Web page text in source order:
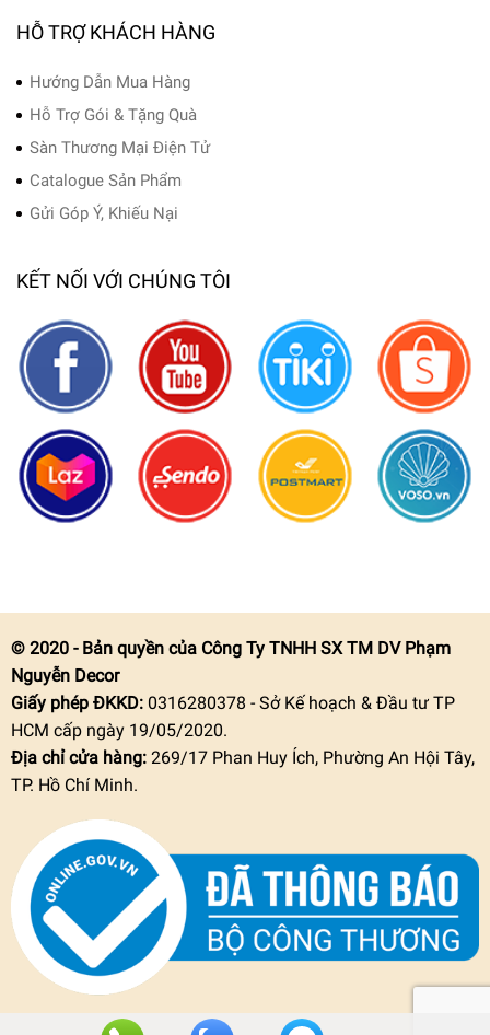
HỖ TRỢ KHÁCH HÀNG
Hướng Dẫn Mua Hàng
Hỗ Trợ Gói & Tặng Quà
Sàn Thương Mại Điện Tử
Catalogue Sản Phẩm
Gửi Góp Ý, Khiếu Nại
KẾT NỐI VỚI CHÚNG TÔI
© 2020 - Bản quyền của Công Ty TNHH SX TM DV Phạm
Nguyễn Decor
Giấy phép ĐKKD:0316280378 - Sở Kế hoạch & Đầu tư TP
HCM cấp ngày 19/05/2020.
Địa chỉ cửa hàng: 269/17 Phan Huy Ích, Phường An Hội Tây,
TP. Hồ Chí Minh.